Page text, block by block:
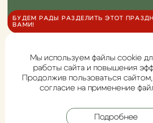
БУДЕМ РАДЫ РАЗДЕЛИТЬ ЭТОТ
ВАМИ!
СЧАСТЛИВЫЕ
И ИХ МИЛЫЕ
Мы используем файлы cookie
работы сайта и повышения
Продолжив пользоваться
согласие на применение
Подробнее